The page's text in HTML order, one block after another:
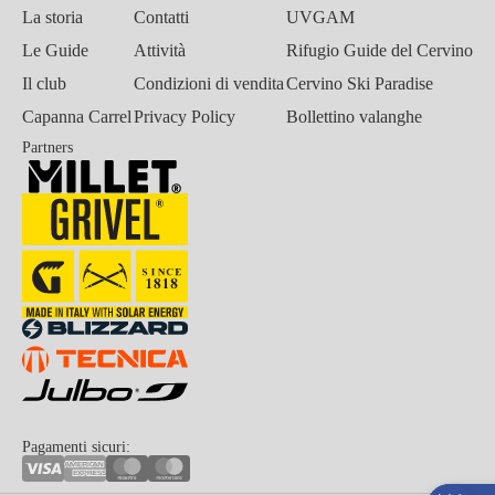
La storia
Le Guide
Il club
Capanna Carrel
Contatti
Attività
Condizioni di vendita
Privacy Policy
UVGAM
Rifugio Guide del Cervino
Cervino Ski Paradise
Bollettino valanghe
Partners
Pagamenti sicuri: